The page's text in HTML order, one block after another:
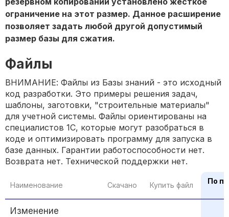
ограничение на этот размер. Данное расширение
позволяет задать любой другой допустимый
размер базы для сжатия.
Файлы
ВНИМАНИЕ: Файлы из Базы знаний - это исходный
код разработки. Это примеры решения задач,
шаблоны, заготовки, "строительные материалы"
для учетной системы. Файлы ориентированы на
специалистов 1С, которые могут разобраться в
коде и оптимизировать программу для запуска в
базе данных. Гарантии работоспособности нет.
Возврата нет. Технической поддержки нет.
Наименование Скачано Купить файл
По
Изменение